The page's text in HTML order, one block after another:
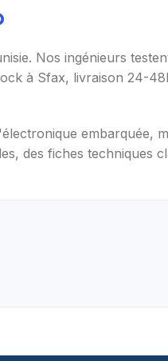
Nos ingénieurs
à Sfax, livraison 24-
embarquée,
des fiches techniques
(température,